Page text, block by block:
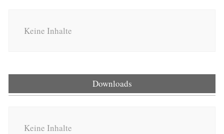
Keine Inhalte
Downloads
Keine Inhalte